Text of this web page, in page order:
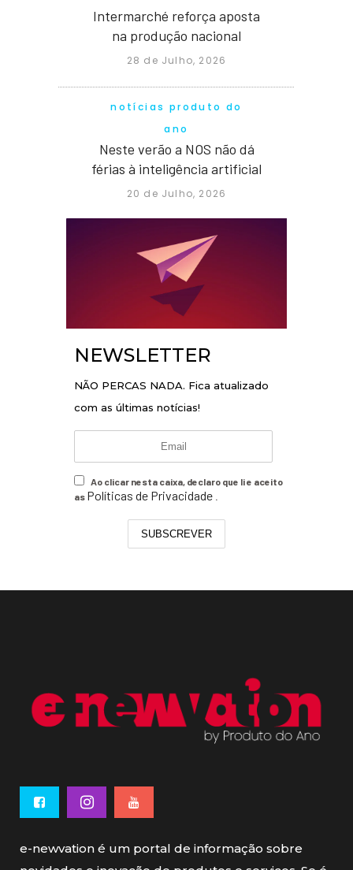
Intermarché reforça aposta
na produção nacional
28 de Julho, 2026
notícias produto do
ano
Neste verão a NOS não dá
férias à inteligência artificial
20 de Julho, 2026
NEWSLETTER
NÃO PERCAS NADA. Fica atualizado
com as últimas notícias!
Ao clicar nesta caixa, declaro que li e aceito
as Políticas de Privacidade .
SUBSCREVER
e-newvation é um portal de informação sobre